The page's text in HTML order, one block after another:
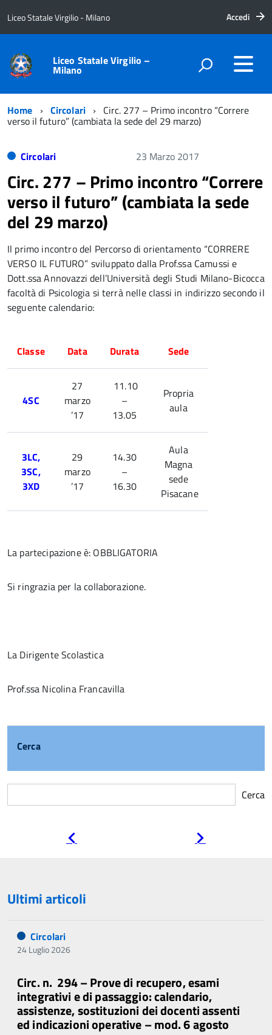
Liceo Statale Virgilio - Milano Accedi
Liceo Statale Virgilio –
Milano
Home Circolari Circ. 277 – Primo incontro “Correre
verso il futuro” (cambiata la sede del 29 marzo)
Circolari 23 Marzo 2017
Circ. 277 – Primo incontro “Correre
verso il futuro” (cambiata la sede
del 29 marzo)
Il primo incontro del Percorso di orientamento “CORRERE
VERSO IL FUTURO” sviluppato dalla Prof.ssa Camussi e
Dott.ssa Annovazzi dell’Università degli Studi Milano-Bicocca
facoltà di Psicologia si terrà nelle classi in indirizzo secondo il
seguente calendario:
Classe Data Durata Sede
4SC
27
marzo
’17
11.10
–
13.05
Propria
aula
3LC,
3SC,
3XD
29
marzo
’17
14.30
–
16.30
Aula
Magna
sede
Pisacane
La partecipazione è: OBBLIGATORIA
Si ringrazia per la collaborazione.
La Dirigente Scolastica
Prof.ssa Nicolina Francavilla
Cerca
Cerca
Ultimi articoli
Circolari
24 Luglio 2026
Circ. n. 294 – Prove di recupero, esami
integrativi e di passaggio: calendario,
assistenze, sostituzioni dei docenti assenti
ed indicazioni operative – mod. 6 agosto